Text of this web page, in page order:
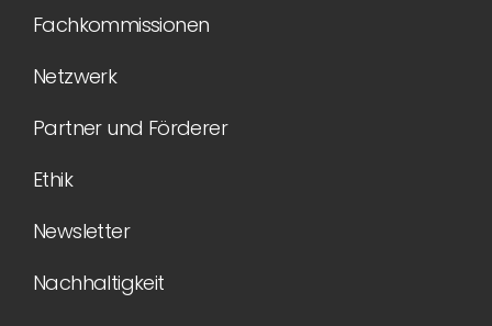
Fachkommissionen
Netzwerk
Partner und Förderer
Ethik
Newsletter
Nachhaltigkeit